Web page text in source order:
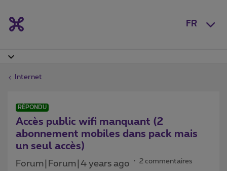
FR
Internet
RÉPONDU
Accès public wifi manquant (2
abonnement mobiles dans pack mais
un seul accès)
Forum|Forum|4 years ago 2 commentaires